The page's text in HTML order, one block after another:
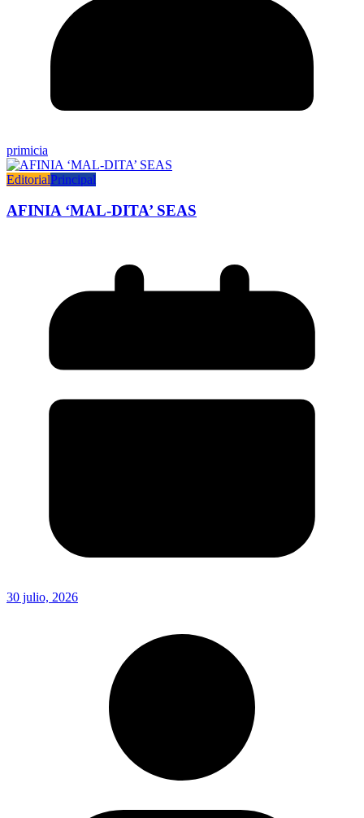
primicia
EditorialPrincipal
AFINIA ‘MAL-DITA’ SEAS
30 julio, 2026